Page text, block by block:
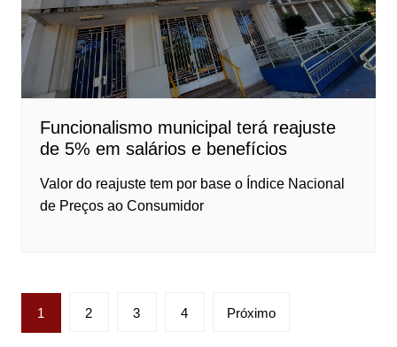
Funcionalismo municipal terá reajuste
de 5% em salários e benefícios
Valor do reajuste tem por base o Índice Nacional
de Preços ao Consumidor
Paginação
de
1 2 3 4 Próximo